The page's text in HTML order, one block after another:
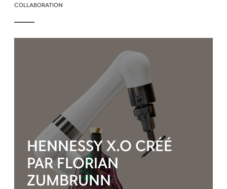
COLLABORATION
HENNESSY X.O CRÉÉ
PAR FLORIAN
ZUMBRUNN